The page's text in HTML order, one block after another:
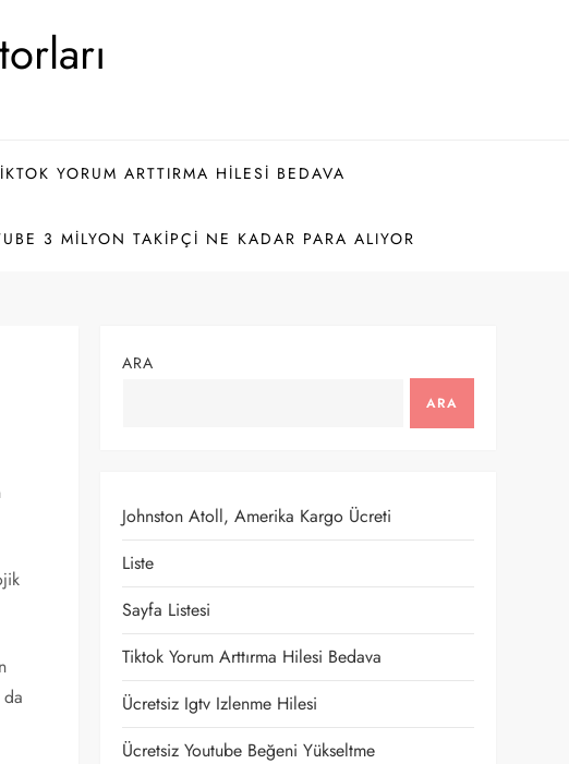
YORUM ARTTIRMA HILESI BEDAVA
3 MILYON TAKIPÇI NE KADAR PARA ALIYOR
ARA
ARA
Johnston Atoll, Amerika Kargo Ücreti
Liste
Sayfa Listesi
Tiktok Yorum Arttırma Hilesi Bedava
Ücretsiz Igtv Izlenme Hilesi
Ücretsiz Youtube Beğeni Yükseltme